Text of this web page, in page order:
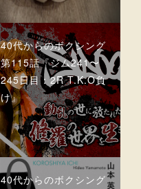
40代からのボクシング
第115話『ジム241〜
245日目：2R T.K.O負
け』
40代からのボクシング